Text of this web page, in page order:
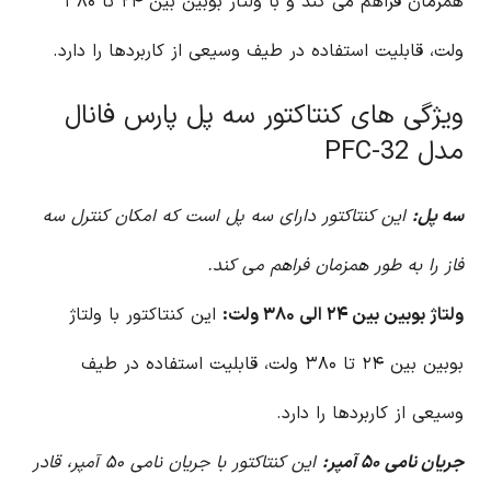
ولت، قابلیت استفاده در طیف وسیعی از کاربردها را دارد.
ویژگی های کنتاکتور سه پل پارس فانال
مدل PFC-32
سه پل: این کنتاکتور دارای سه پل است که امکان کنترل سه
فاز را به طور همزمان فراهم می کند.
ولتاژ بوبین بین ۲۴ الی ۳۸۰ ولت:
این کنتاکتور با ولتاژ
بوبین بین ۲۴ تا ۳۸۰ ولت، قابلیت استفاده در طیف
وسیعی از کاربردها را دارد.
جریان نامی ۵۰ آمپر:
این کنتاکتور با جریان نامی ۵۰ آمپر، قادر